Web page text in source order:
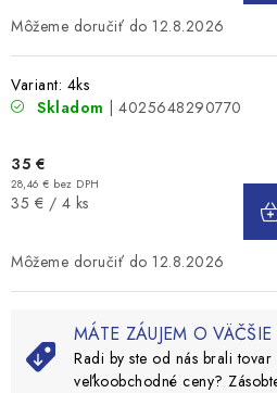
12.8.2026
Variant: 4ks
Skladom
| 4025648290770
35 €
28,46 € bez DPH
Jednotková
35 € / 4 ks
12.8.2026
MÁTE ZÁUJEM O
Radi by ste od nás brali
veľkoobchodné ceny?